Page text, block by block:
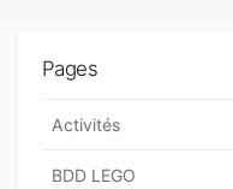
Pages
Activités
BDD LEGO